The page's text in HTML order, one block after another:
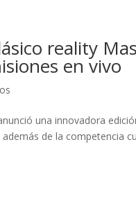
reality
en vivo
una innovadora
de la competencia